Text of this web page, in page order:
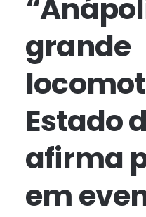
grande
Estado
afirma
em